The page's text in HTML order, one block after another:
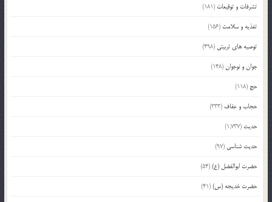
تشرفات و توقیعات (181)
تغذیه و سلامت (156)
توصیه های تربیتی (498)
جوان و نوجوان(148)
حج (118)
حجاب و عفاف (333)
حدیث (1,737)
حدیث شناسی (97)
حضرت ابوالفضل (ع)(54)
حضرت خدیجه (س)(41)